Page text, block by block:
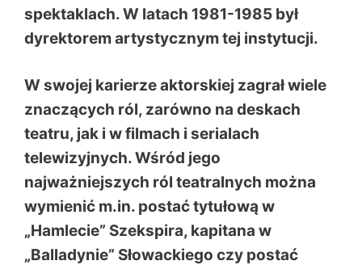
spektaklach. W latach 1981-1985 był
dyrektorem artystycznym tej instytucji.
W swojej karierze aktorskiej zagrał wiele
znaczących ról, zarówno na deskach
teatru, jak i w filmach i serialach
telewizyjnych. Wśród jego
najważniejszych ról teatralnych można
wymienić m.in. postać tytułową w
„Hamlecie” Szekspira, kapitana w
„Balladynie” Słowackiego czy postać